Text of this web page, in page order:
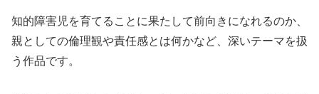
知的障害児を育てることに果たして前向きになれるのか、
親としての倫理観や責任感とは何かなど、深いテーマを扱
う作品です。